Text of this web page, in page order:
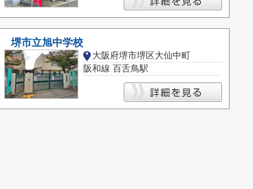
堺市立旭中学校
大阪府堺市堺区大仙中町
阪和線 百舌鳥駅